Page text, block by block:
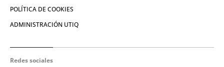
POLÍTICA DE COOKIES
ADMINISTRACIÓN UTIQ
Redes sociales